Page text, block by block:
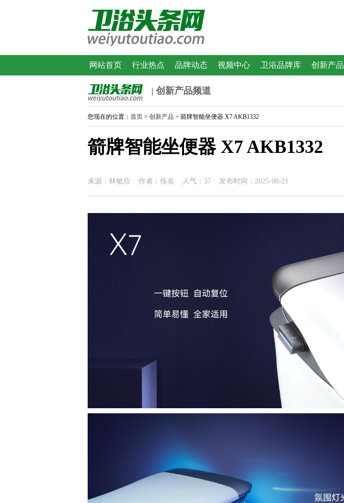
网站首页 行业热点 品牌动态 视频中心 卫浴品牌库 创新产品
| 创新产品频道
您现在的位置： 首页 > 创新产品 > 箭牌智能坐便器 X7 AKB1332
箭牌智能坐便器 X7 AKB1332
来源：林敏欣 作者：佚名 人气：37 发布时间：2025-08-21